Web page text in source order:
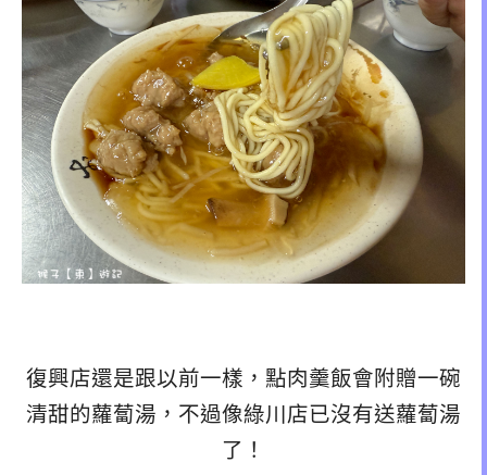
復興店還是跟以前一樣，點肉羹飯會附贈一碗
清甜的蘿蔔湯，不過像綠川店已沒有送蘿蔔湯
了！